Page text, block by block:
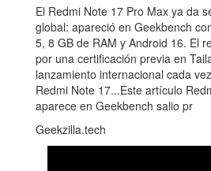
El Redmi Note 17 Pro Max ya da
global: apareció en Geekbench
5, 8 GB de RAM y Android 16. El
por una certificación previa en
lanzamiento internacional cada
Redmi Note 17...Este artículo
aparece en Geekbench salio pr
Geekzilla.tech